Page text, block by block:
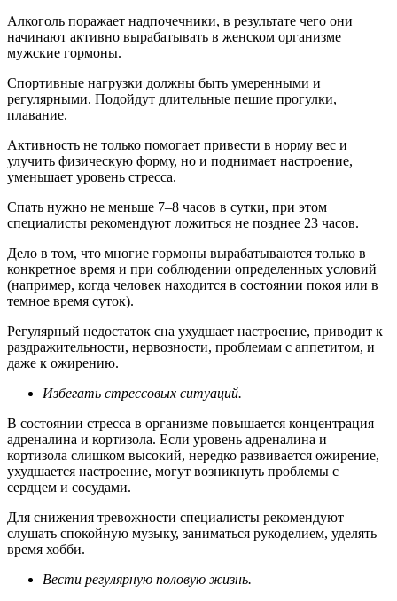
Алкоголь поражает надпочечники, в результате чего они
начинают активно вырабатывать в женском организме
мужские гормоны.
Спортивные нагрузки должны быть умеренными и
регулярными. Подойдут длительные пешие прогулки,
плавание.
Активность не только помогает привести в норму вес и
улучить физическую форму, но и поднимает настроение,
уменьшает уровень стресса.
Спать нужно не меньше 7–8 часов в сутки, при этом
специалисты рекомендуют ложиться не позднее 23 часов.
Дело в том, что многие гормоны вырабатываются только в
конкретное время и при соблюдении определенных условий
(например, когда человек находится в состоянии покоя или в
темное время суток).
Регулярный недостаток сна ухудшает настроение, приводит к
раздражительности, нервозности, проблемам с аппетитом, и
даже к ожирению.
Избегать стрессовых ситуаций.
В состоянии стресса в организме повышается концентрация
адреналина и кортизола. Если уровень адреналина и
кортизола слишком высокий, нередко развивается ожирение,
ухудшается настроение, могут возникнуть проблемы с
сердцем и сосудами.
Для снижения тревожности специалисты рекомендуют
слушать спокойную музыку, заниматься рукоделием, уделять
время хобби.
Вести регулярную половую жизнь.